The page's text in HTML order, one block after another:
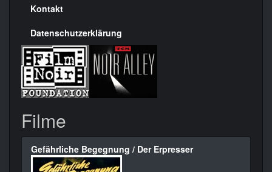
Kontakt
Datenschutzerklärung
Filme
Gefährliche Begegnung / Der Erpresser